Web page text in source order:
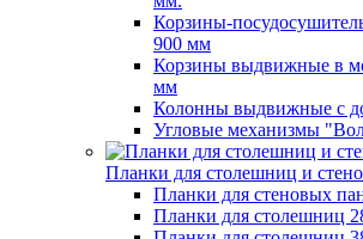
Корзины-
900 мм
Корзины выдвижные в
мм
Колонны выдвижные с
Угловые механизмы
Планки для столешниц и
Планки для стеновых
Планки для столешниц